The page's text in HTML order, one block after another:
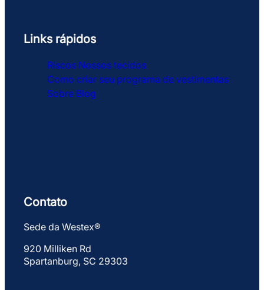
Links rápidos
Riscos Nossos tecidos
Como criar seu programa de vestimentas
Sobre Blog
Contato
Sede da Westex®
920 Milliken Rd
Spartanburg, SC 29303